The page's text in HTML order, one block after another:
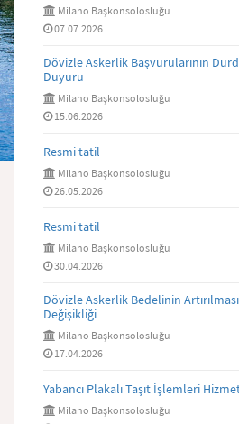
Milano Başkonsolosluğu
07.07.2026
Dövizle Askerlik Başvurularının
Duyuru
Milano Başkonsolosluğu
15.06.2026
Resmi tatil
Milano Başkonsolosluğu
26.05.2026
Resmi tatil
Milano Başkonsolosluğu
30.04.2026
Dövizle Askerlik Bedelinin
Değişikliği
Milano Başkonsolosluğu
17.04.2026
Yabancı Plakalı Taşıt İşlemleri
Milano Başkonsolosluğu